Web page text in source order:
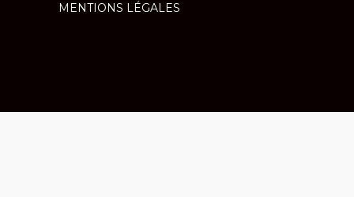
MENTIONS LÉGALES